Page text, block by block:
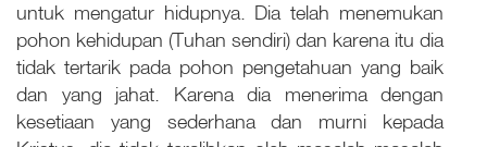
untuk mengatur hidupnya. Dia telah menemukan
pohon kehidupan (Tuhan sendiri) dan karena itu dia
tidak tertarik pada pohon pengetahuan yang baik
dan yang jahat. Karena dia menerima dengan
kesetiaan yang sederhana dan murni kepada